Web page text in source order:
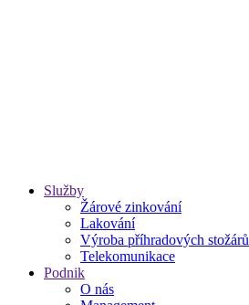
Služby
Žárové zinkování
Lakování
Výroba příhradových stožárů
Telekomunikace
Podnik
O nás